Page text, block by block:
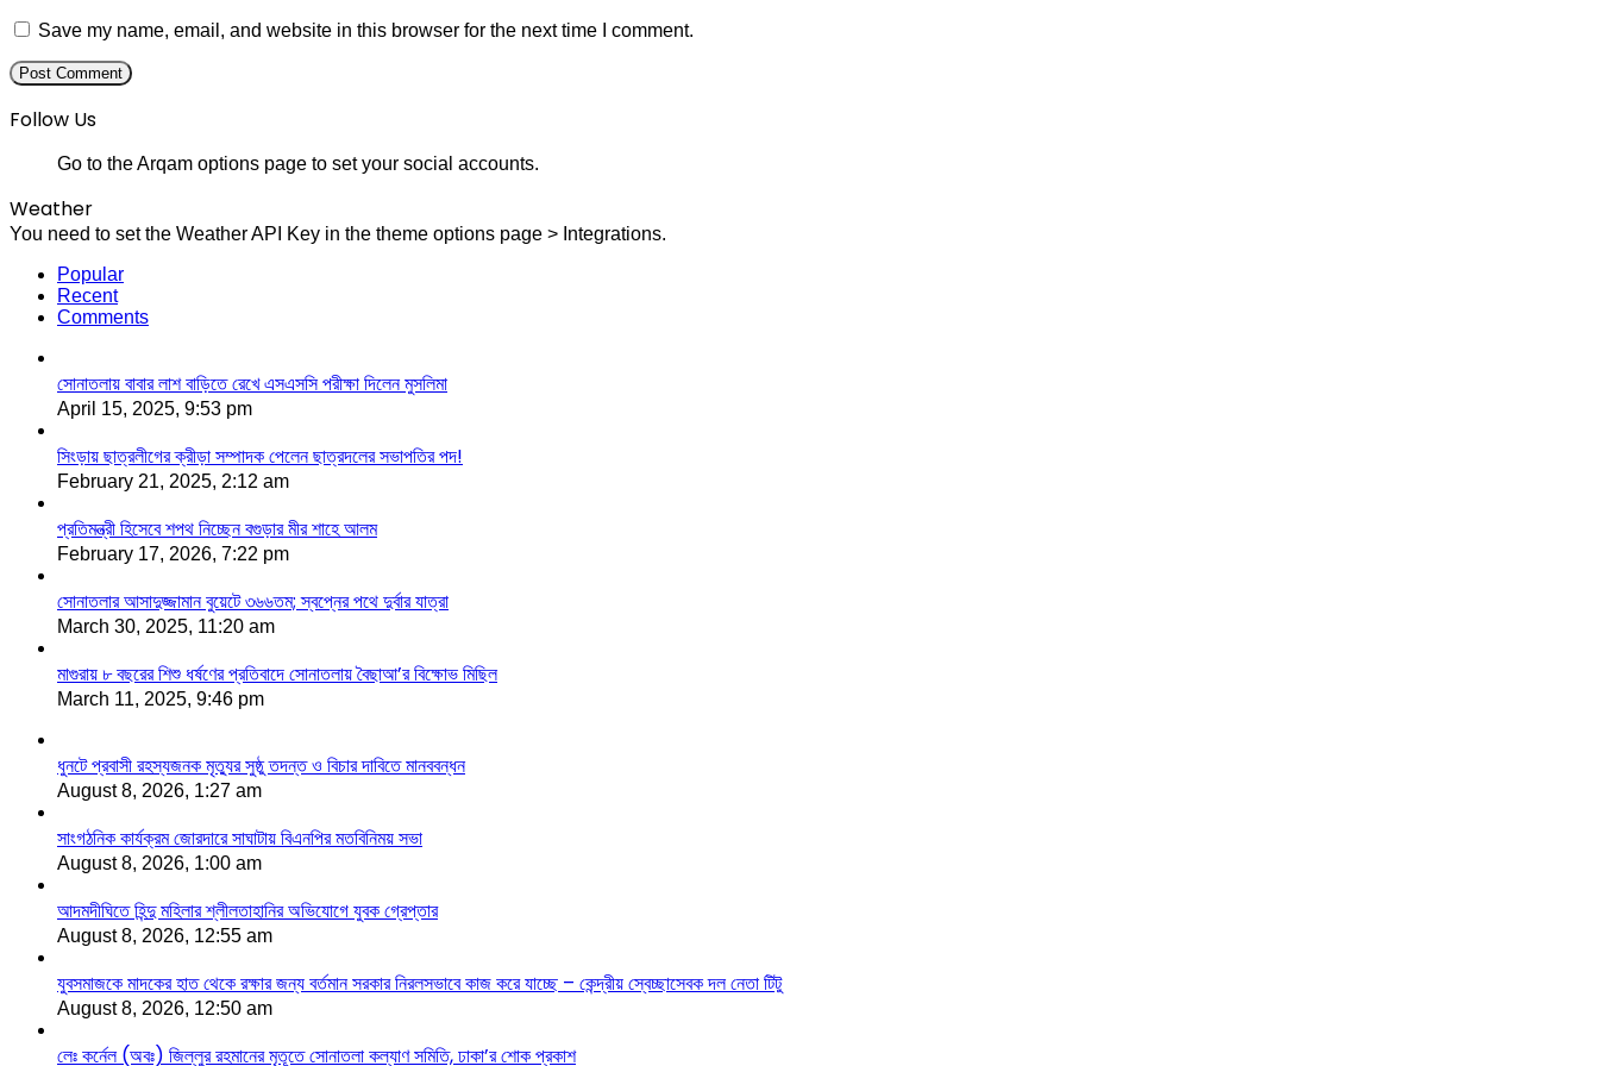
Save my name, email, and website in this browser for the next time I comment.
Follow Us
Go to the Arqam options page to set your social accounts.
Weather
You need to set the Weather API Key in the theme options page > Integrations.
Popular
Recent
Comments
সোনাতলায় বাবার লাশ বাড়িতে রেখে এসএসসি পরীক্ষা দিলেন মুসলিমা
April 15, 2025, 9:53 pm
সিংড়ায় ছাত্রলীগের ক্রীড়া সম্পাদক পেলেন ছাত্রদলের সভাপতির পদ!
February 21, 2025, 2:12 am
প্রতিমন্ত্রী হিসেবে শপথ নিচ্ছেন বগুড়ার মীর শাহে আলম
February 17, 2026, 7:22 pm
সোনাতলার আসাদুজ্জামান বুয়েটে ৩৬৬তম; স্বপ্নের পথে দুর্বার যাত্রা
March 30, 2025, 11:20 am
মাগুরায় ৮ বছরের শিশু ধর্ষণের প্রতিবাদে সোনাতলায় বৈছাআ’র বিক্ষোভ মিছিল
March 11, 2025, 9:46 pm
ধুনটে প্রবাসী রহস্যজনক মৃত্যুর সুষ্ঠু তদন্ত ও বিচার দাবিতে মানববন্ধন
August 8, 2026, 1:27 am
সাংগঠনিক কার্যক্রম জোরদারে সাঘাটায় বিএনপির মতবিনিময় সভা
August 8, 2026, 1:00 am
আদমদীঘিতে হিন্দু মহিলার শ্লীলতাহানির অভিযোগে যুবক গ্রেপ্তার
August 8, 2026, 12:55 am
যুবসমাজকে মাদকের হাত থেকে রক্ষার জন্য বর্তমান সরকার নিরলসভাবে কাজ করে যাচ্ছে – কেন্দ্রীয় স্বেচ্ছাসেবক দল নেতা টিটু
August 8, 2026, 12:50 am
লেঃ কর্নেল (অবঃ) জিল্লুর রহমানের মৃতূতে সোনাতলা কল্যাণ সমিতি, ঢাকা’র শোক প্রকাশ